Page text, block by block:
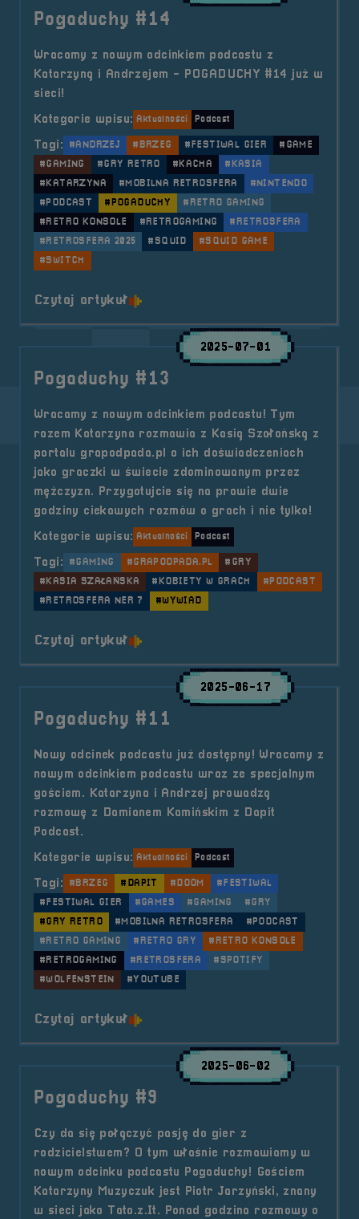
Pogaduchy #14
Wracamy z nowym odcinkiem podcastu z
Katarzyną i Andrzejem - POGADUCHY #14 już w
sieci!
Kategorie wpisu: Aktualności Podcast
Tagi: #ANDRZEJ #BRZEG #FESTIWAL GIER
#GAME
#GAMING
#GRY RETRO #KACHA
#KASIA
#KATARZYNA
#MOBILNA RETROSFERA
#NINTENDO
#PODCAST
#POGADUCHY
#RETRO GAMING
#RETRO KONSOLE
#RETROGAMING
#RETROSFERA
#RETROSFERA 2025
#SQUID
#SQUID GAME
#SWITCH
Czytaj artykuło tytule Pogaduchy #14
2025-07-01
Pogaduchy #13
Wracamy z nowym odcinkiem podcastu! Tym
razem Katarzyna rozmawia z Kasią Szałańską z
portalu grapodpada.pl o ich doświadczeniach
jako graczki w świecie zdominowanym przez
mężczyzn. Przygotujcie się na prawie dwie
godziny ciekawych rozmów o grach i nie tylko!
Kategorie wpisu: Aktualności Podcast
Tagi: #GAMING #GRAPODPADA.PL
#GRY
#KASIA SZAŁAŃSKA
#KOBIETY W GRACH
#PODCAST
#RETROSFERA NER 7
#WYWIAD
Czytaj artykuło tytule Pogaduchy #13
2025-06-17
Pogaduchy #11
Nowy odcinek podcastu już dostępny! Wracamy z
nowym odcinkiem podcastu wraz ze specjalnym
gościem. Katarzyna i Andrzej prowadzą
rozmowę z Damianem Kamińskim z Dapit
Podcast.
Kategorie wpisu: Aktualności Podcast
Tagi: #BRZEG #DAPIT #DOOM
#FESTIWAL
#FESTIWAL GIER
#GAMES #GAMING
#GRY
#GRY RETRO
#MOBILNA RETROSFERA
#PODCAST
#RETRO GAMING
#RETRO GRY
#RETRO KONSOLE
#RETROGAMING
#RETROSFERA
#SPOTIFY
#WOLFENSTEIN
#YOUTUBE
Czytaj artykuło tytule Pogaduchy #11
2025-06-02
Pogaduchy #9
Czy da się połączyć pasję do gier z
rodzicielstwem? O tym właśnie rozmawiamy w
nowym odcinku podcastu Pogaduchy! Gościem
Katarzyny Muzyczuk jest Piotr Jarzyński, znany
w sieci jako Tato.z.It. Ponad godzina rozmowy o